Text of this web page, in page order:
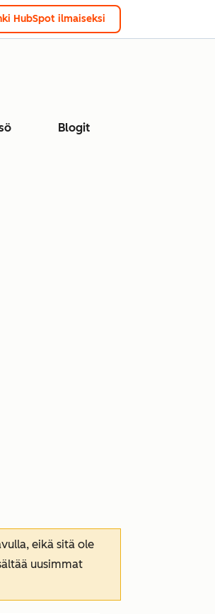
HubSpot ilmaiseksi
Blogit
eikä sitä ole
uusimmat